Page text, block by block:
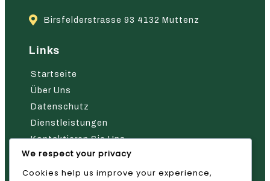
Birsfelderstrasse 93 4132 Muttenz
Links
Startseite
Über Uns
Datenschutz
Dienstleistungen
Kontaktieren Sie Uns
Nehmen Sie Kontakt Mit Uns Auf
We respect your privacy
Cookies help us improve your experience,